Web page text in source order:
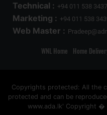
Technical : +94 011 538 3437
Marketing : +94 011 538
Web Master :
WNL Home Home
Copyrights protected: All the
protected and can be
www.ada.lk' Copyright �